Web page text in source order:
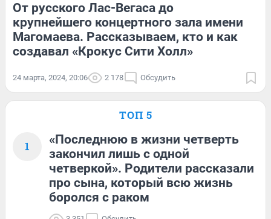
От русского Лас-Вегаса до
крупнейшего концертного зала имени
Магомаева. Рассказываем, кто и как
создавал «Крокус Сити Холл»
24 марта, 2024, 20:06 2 178 Обсудить
ТОП 5
1
«Последнюю в жизни четверть
закончил лишь с одной
четверкой». Родители рассказали
про сына, который всю жизнь
боролся с раком